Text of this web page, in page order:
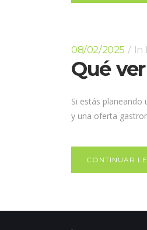
08/02/2025 In
Qué
Si estás
y una oferta
CONTINUAR